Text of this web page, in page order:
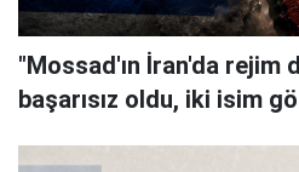
"Mossad'ın İran'da rejim
başarısız oldu, iki isim